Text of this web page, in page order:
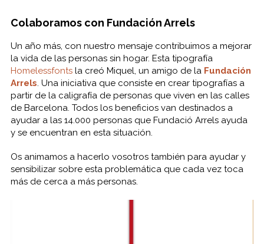
Colaboramos con Fundación Arrels
Un año más, con nuestro mensaje contribuimos a mejorar
la vida de las personas sin hogar. Esta tipografía
Homelessfontsla creó Miquel, un amigo de la Fundación
Arrels. Una iniciativa que consiste en crear tipografías a
partir de la caligrafía de personas que viven en las calles
de Barcelona. Todos los beneficios van destinados a
ayudar a las 14.000 personas que Fundació Arrels ayuda
y se encuentran en esta situación.
Os animamos a hacerlo vosotros también para ayudar y
sensibilizar sobre esta problemática que cada vez toca
más de cerca a más personas.